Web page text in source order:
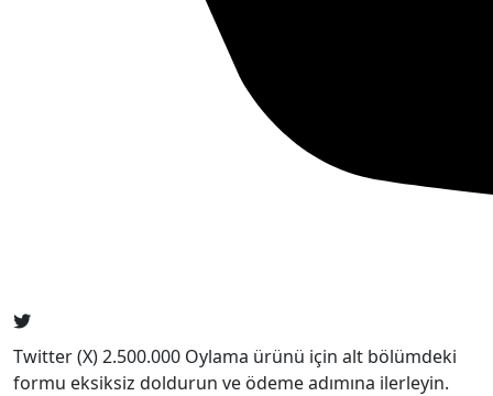
Twitter (X) 2.500.000 Oylama ürünü için alt bölümdeki
formu eksiksiz doldurun ve ödeme adımına ilerleyin.